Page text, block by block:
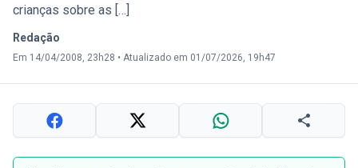
crianças sobre as […]
Redação
Em 14/04/2008, 23h28 • Atualizado em 01/07/2026, 19h47